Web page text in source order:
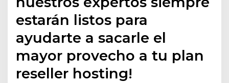
estarán listos para
ayudarte a sacarle el
mayor provecho a tu plan
reseller hosting!